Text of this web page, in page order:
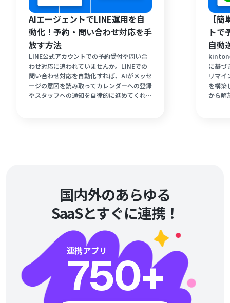
AIエージェントでLINE運用を自
動化！予約・問い合わせ対応を手
放す方法
LINE公式アカウントでの予約受付や問い合
わせ対応に追われていませんか。LINEでの
問い合わせ対応を自動化すれば、AIがメッセ
ージの意図を読み取ってカレンダーへの登録
やスタッフへの通知を自律的に進めてくれま
【
トで
自動
に基づ
リマイ
を構築
から解
国内外のあらゆる
SaaSとすぐに連携！
連携アプリ
750+